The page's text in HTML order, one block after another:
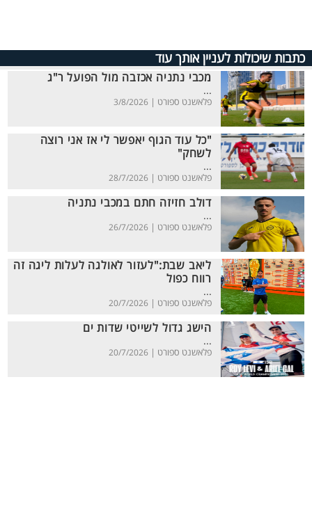
כתבות שיכולות לעניין אותך עוד
מכבי נתניה אכזבה מול הפועל ר"ג
...
פלאשנט ספורט | 3/8/2026
"כל עוד הגוף יאפשר לי אז אני רוצה
לשחק"
...
פלאשנט ספורט | 28/7/2026
דולב חזיזה חתם במכבי נתניה
...
פלאשנט ספורט | 26/7/2026
ליאב שבת:"לעזור לאולגה לעלות ליגה זה
רווח כפול
...
פלאשנט ספורט | 20/7/2026
הישג גדול לשייטי שדות ים
...
פלאשנט ספורט | 20/7/2026